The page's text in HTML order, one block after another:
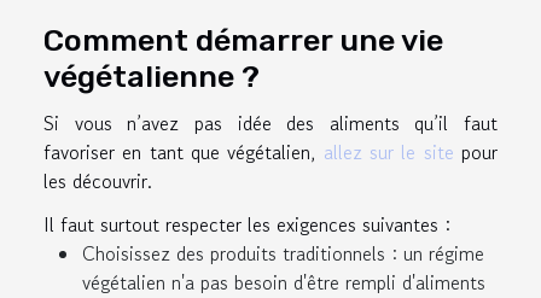
Comment démarrer une vie
végétalienne ?
Si vous n’avez pas idée des aliments qu’il faut
favoriser en tant que végétalien, allez sur le site pour
les découvrir.
Il faut surtout respecter les exigences suivantes :
Choisissez des produits traditionnels : un régime
végétalien n'a pas besoin d'être rempli d'aliments